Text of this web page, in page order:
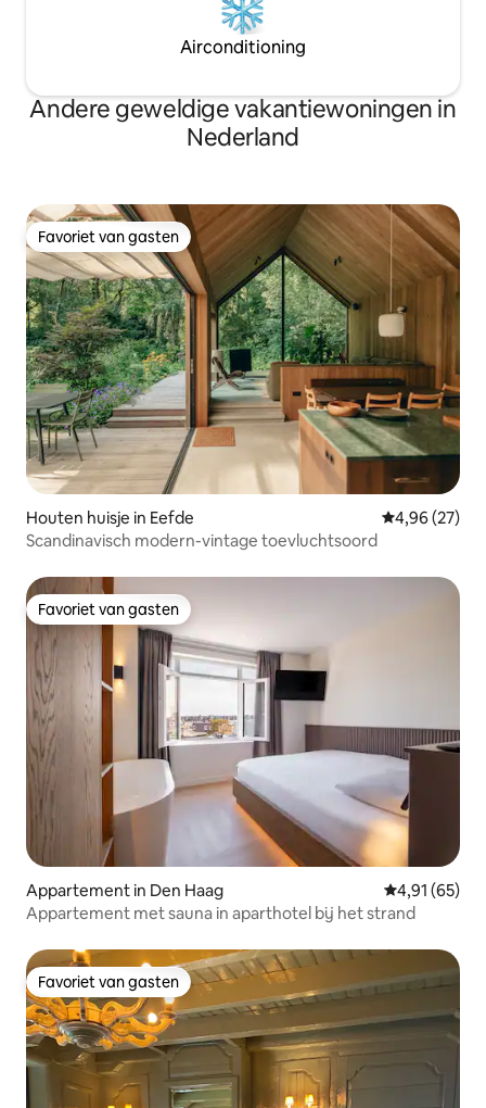
Airconditioning
Andere geweldige vakantiewoningen in
Nederland
Favoriet van gasten
Favoriet van gasten
Houten huisje in Eefde Gemiddelde
4,96 (27)
Scandinavisch modern-vintage toevluchtsoord
Favoriet van gasten
Favoriet van gasten
Appartement in Den Haag Gemiddelde
4,91 (65)
Appartement met sauna in aparthotel bij het strand
Favoriet van gasten
Favoriet van gasten